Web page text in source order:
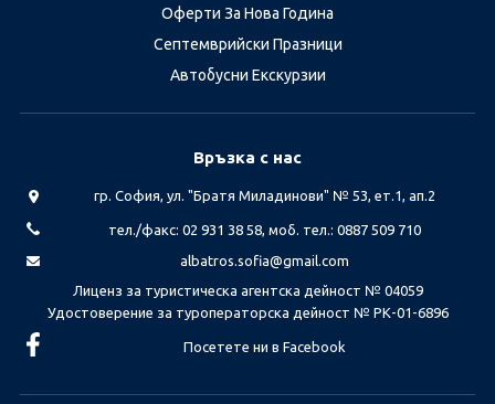
Оферти За Нова Година
Септемврийски Празници
Автобусни Екскурзии
Връзка с нас
гр. София, ул. "Братя Миладинови" № 53, ет.1, ап.2
тел./факс: 02 931 38 58, моб. тел.: 0887 509 710
albatros.sofia@gmail.com
Лиценз за туристическа агентска дейност № 04059
Удостоверение за туроператорска дейност № РК-01-6896
Посетете ни в Facebook